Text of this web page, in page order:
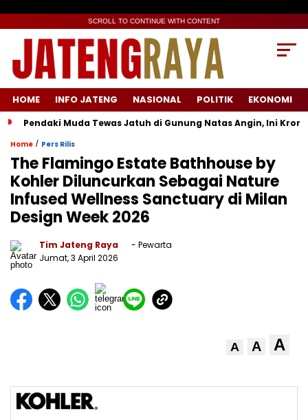
SCROLL TO CONTINUE WITH CONTENT
HOME INFO JATENG NASIONAL POLITIK EKONOMI
Pendaki Muda Tewas Jatuh di Gunung Natas Angin, Ini
Home / Pers Rilis
The Flamingo Estate Bathhouse by
Kohler Diluncurkan Sebagai Nature
Infused Wellness Sanctuary di Milan
Design Week 2026
Tim Jateng Raya
- Pewarta
Jumat, 3 April 2026
A A A